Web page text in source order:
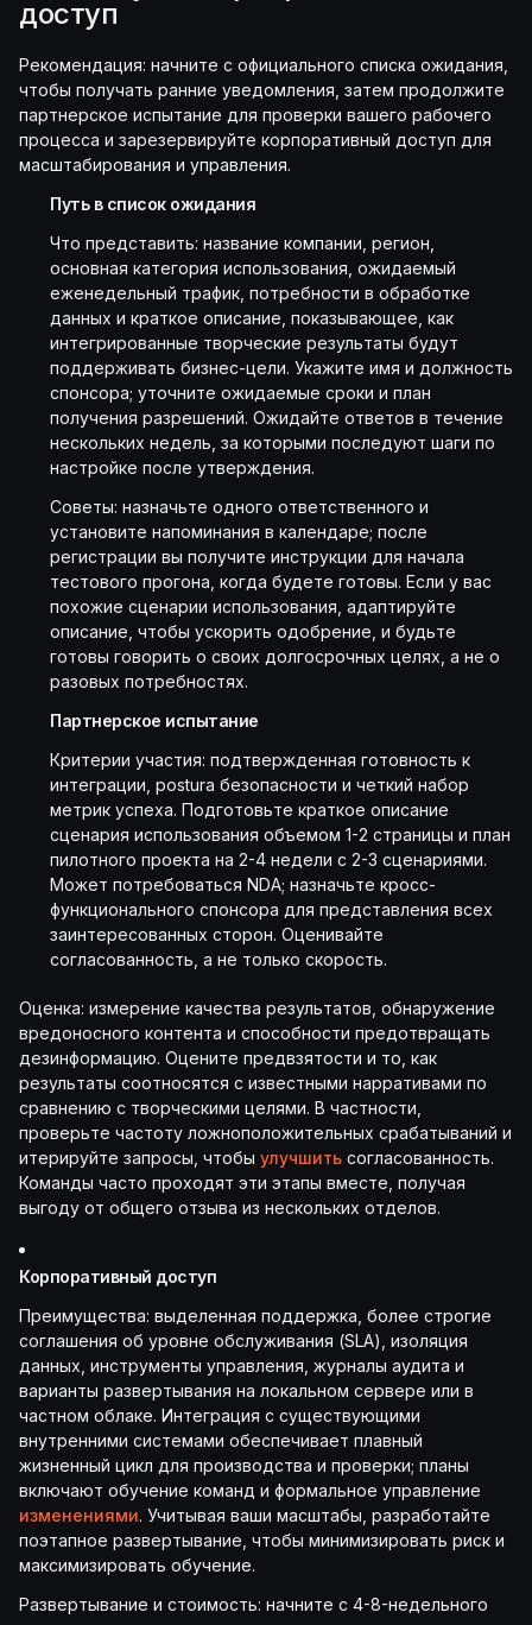
доступ
Рекомендация: начните с официального списка ожидания,
чтобы получать ранние уведомления, затем продолжите
партнерское испытание для проверки вашего рабочего
процесса и зарезервируйте корпоративный доступ для
масштабирования и управления.
Путь в список ожидания
Что представить: название компании, регион,
основная категория использования, ожидаемый
еженедельный трафик, потребности в обработке
данных и краткое описание, показывающее, как
интегрированные творческие результаты будут
поддерживать бизнес-цели. Укажите имя и должность
спонсора; уточните ожидаемые сроки и план
получения разрешений. Ожидайте ответов в течение
нескольких недель, за которыми последуют шаги по
настройке после утверждения.
Советы: назначьте одного ответственного и
установите напоминания в календаре; после
регистрации вы получите инструкции для начала
тестового прогона, когда будете готовы. Если у вас
похожие сценарии использования, адаптируйте
описание, чтобы ускорить одобрение, и будьте
готовы говорить о своих долгосрочных целях, а не о
разовых потребностях.
Партнерское испытание
Критерии участия: подтвержденная готовность к
интеграции, postura безопасности и четкий набор
метрик успеха. Подготовьте краткое описание
сценария использования объемом 1-2 страницы и план
пилотного проекта на 2-4 недели с 2-3 сценариями.
Может потребоваться NDA; назначьте кросс-
функционального спонсора для представления всех
заинтересованных сторон. Оценивайте
согласованность, а не только скорость.
Оценка: измерение качества результатов, обнаружение
вредоносного контента и способности предотвращать
дезинформацию. Оцените предвзятости и то, как
результаты соотносятся с известными нарративами по
сравнению с творческими целями. В частности,
проверьте частоту ложноположительных срабатываний и
итерируйте запросы, чтобы улучшить согласованность.
Команды часто проходят эти этапы вместе, получая
выгоду от общего отзыва из нескольких отделов.
Корпоративный доступ
Преимущества: выделенная поддержка, более строгие
соглашения об уровне обслуживания (SLA), изоляция
данных, инструменты управления, журналы аудита и
варианты развертывания на локальном сервере или в
частном облаке. Интеграция с существующими
внутренними системами обеспечивает плавный
жизненный цикл для производства и проверки; планы
включают обучение команд и формальное управление
изменениями. Учитывая ваши масштабы, разработайте
поэтапное развертывание, чтобы минимизировать риск и
максимизировать обучение.
Развертывание и стоимость: начните с 4-8-недельного